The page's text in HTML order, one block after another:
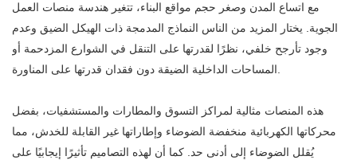
مع اتساع المدن وصغر حجم مواقع البناء، تتغير هندسة منصات العمل
الجوية. يختار المزيد من الناس النماذج المدمجة ذات الهيكل الضيق وعدم
وجود تأرجح خلفي، نظرًا لقدرتها على التنقل في الشوارع المزدحمة أو
المساحات الداخلية الضيقة دون فقدان قدرتها على المناورة.
هذه المنصات مثالية لمراكز التسوق والمطارات والمستشفيات، بفضل
محركاتها الكهربائية منخفضة الضوضاء وإطاراتها غير القابلة للخدش، مما
يُقلل الضوضاء إلى أدنى حد. كما أن لهذه التصاميم تأثيرًا إيجابيًا على